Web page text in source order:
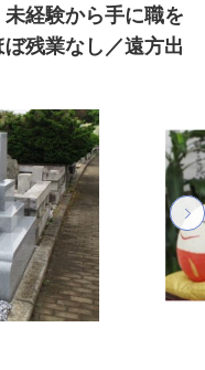
経験から手に職を
残業なし／遠方出